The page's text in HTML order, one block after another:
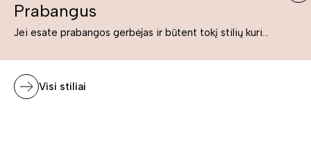
Prabangus
Jei esate prabangos gerbėjas ir būtent tokį stilių kuriate savo namuose ar biure, tuomet solidūs, prabangūs baldai nepriekaištingai įsilies į Jūsų kuriamą interjerą.
Visi stiliai